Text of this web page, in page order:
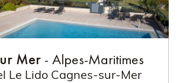
Mer - Alpes-Maritimes
Le Lido Cagnes-sur-Mer